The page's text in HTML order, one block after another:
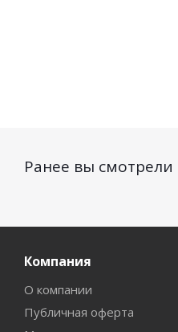
Ранее вы смотрели
Компания
О компании
Публичная оферта